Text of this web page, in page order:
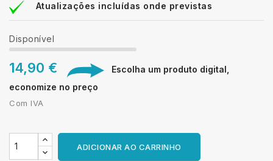
Atualizações incluídas onde previstas
Disponível
14,90 €
Escolha um produto digital,
economize no preço
Com IVA
ADICIONAR AO CARRINHO